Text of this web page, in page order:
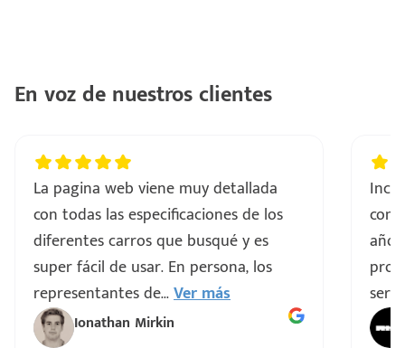
En voz de nuestros clientes
La pagina web viene muy detallada
con todas las especificaciones de los
diferentes carros que busqué y es
super fácil de usar. En persona, los
representantes de...Ver más
Ionathan Mirkin